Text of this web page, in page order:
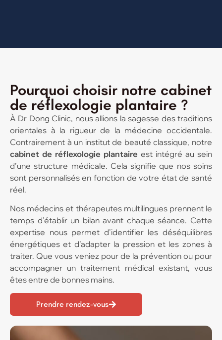
Pourquoi choisir notre cabinet
de réflexologie plantaire ?
À Dr Dong Clinic, nous allions la sagesse des traditions
orientales à la rigueur de la médecine occidentale.
Contrairement à un institut de beauté classique, notre
cabinet de réflexologie plantaire est intégré au sein
d’une structure médicale. Cela signifie que nos soins
sont personnalisés en fonction de votre état de santé
réel.
Nos médecins et thérapeutes multilingues prennent le
temps d’établir un bilan avant chaque séance. Cette
expertise nous permet d’identifier les déséquilibres
énergétiques et d’adapter la pression et les zones à
traiter. Que vous veniez pour de la prévention ou pour
accompagner un traitement médical existant, vous
êtes entre de bonnes mains.
Prendre rendez-vous